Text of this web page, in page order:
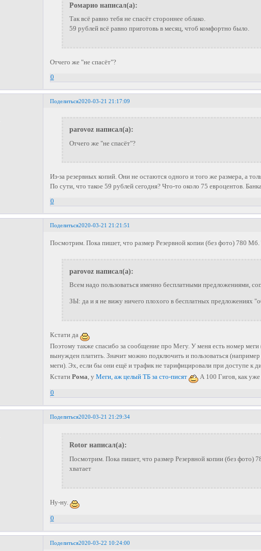
Ромарио написал(а):
Так всё равно тебя не спасёт стороннее облако.
59 рублей всё равно приготовь в месяц, чтоб комфортно было.
Отчего же "не спасёт"?
0
Поделиться2020-03-21 21:17:09
parovoz написал(а):
Отчего же "не спасёт"?
Из-за резервных копий. Они не остаются одного и того же размера, а
По сути, что такое 59 рублей сегодня? Что-то около 75 евроцентов.
0
Поделиться2020-03-21 21:21:51
Посмотрим. Пока пишет, что размер Резервной копии (без фото) 780 Мб.
parovoz написал(а):
Всем надо пользоваться именно бесплатными предложениями,
ЗЫ: да и я не вижу ничего плохого в бесплатных предложениях
Кстати да
Поэтому также спасибо за сообщение про Мегу. У меня есть номер меги
вынужден платить. Значит можно подключить и пользоваться
меги). Эх, если бы они ещё и трафик не тарифицировали при доступе к
Кстати Рома , у Меги, аж целый ТБ за сто-писят А 100 Гигов, как
0
Поделиться2020-03-21 21:29:34
Rotor написал(а):
Посмотрим. Пока пишет, что размер Резервной копии (без фото)
хватает
Ну-ну.
0
Поделиться2020-03-22 10:24:00